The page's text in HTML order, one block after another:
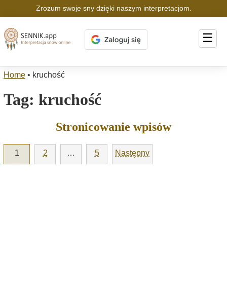
Zrozum swoje sny dzięki naszym interpretacjom.
☰
Home • kruchość
Tag: kruchość
Stronicowanie wpisów
1 2 … 5 Następny